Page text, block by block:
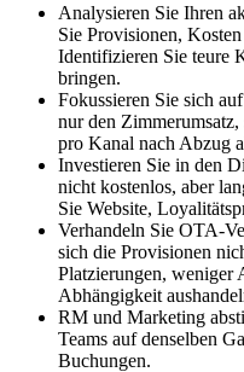
Analysieren Sie Ihren
Sie Provisionen,
Identifizieren Sie teure
bringen.
Fokussieren Sie sich
nur den
pro Kanal nach Abzug
Investieren Sie in den
nicht kostenlos, aber
Sie Website,
Verhandeln Sie OTA-
sich die Provisionen
Platzierungen, weniger
Abhängigkeit
RM und Marketing
Teams auf denselben
Buchungen.